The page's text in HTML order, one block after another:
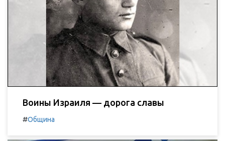
Воины Израиля — дорога славы
#Община